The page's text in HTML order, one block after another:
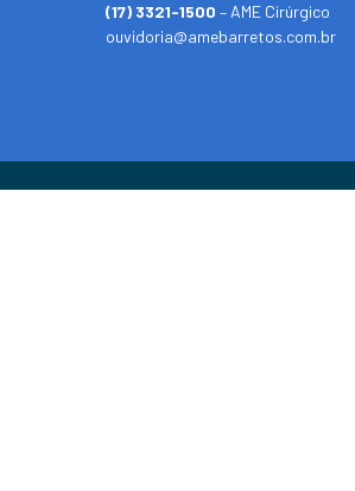
(17) 3321-1500 – AME Cirúrgico
ouvidoria@amebarretos.com.br